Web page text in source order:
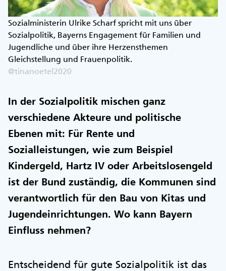
Sozialministerin Ulrike Scharf spricht mit uns über
Sozialpolitik, Bayerns Engagement für Familien und
Jugendliche und über ihre Herzensthemen
Gleichstellung und Frauenpolitik.
@tinanoetel2020
In der Sozialpolitik mischen ganz
verschiedene Akteure und politische
Ebenen mit: Für Rente und
Sozialleistungen, wie zum Beispiel
Kindergeld, Hartz IV oder Arbeitslosengeld
ist der Bund zuständig, die Kommunen sind
verantwortlich für den Bau von Kitas und
Jugendeinrichtungen. Wo kann Bayern
Einfluss nehmen?
Entscheidend für gute Sozialpolitik ist das